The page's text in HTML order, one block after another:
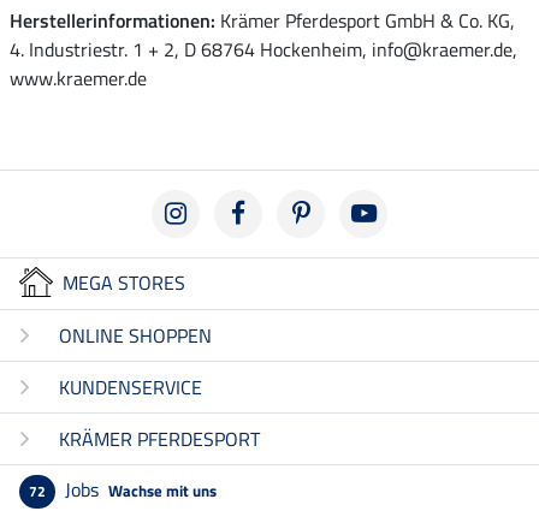
Herstellerinformationen: Krämer Pferdesport GmbH & Co. KG,
4. Industriestr. 1 + 2, D 68764 Hockenheim, info@kraemer.de,
www.kraemer.de
MEGA STORES
ONLINE SHOPPEN
KUNDENSERVICE
KRÄMER PFERDESPORT
72 Jobs Wachse mit uns